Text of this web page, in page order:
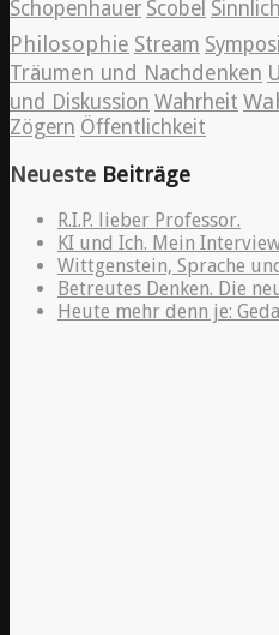
Schopenhauer Scobel
Philosophie Stream
Träumen und Nachdenken
und Diskussion Wahrheit
Zögern Öffentlichkeit
Neueste Beiträge
R.I.P. lieber Professor.
KI und Ich. Mein
Wittgenstein, Sprache
Betreutes Denken. Die
Heute mehr denn je: